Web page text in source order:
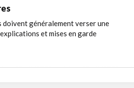
doivent généralement verser une
et mises en garde